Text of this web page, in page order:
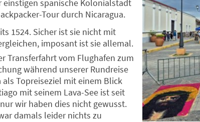
spanische Kolonialstadt
Tour durch Nicaragua.
1524. Sicher ist sie nicht mit
imposant ist sie allemal.
Transferfahrt vom Flughafen zum
während unserer Rundreise
als Topreiseziel mit einem Blick
mit seinem Lava-See ist seit
wir haben dies nicht gewusst.
damals leider nichts zu